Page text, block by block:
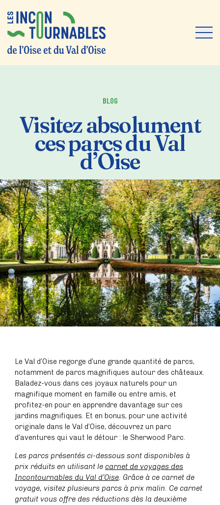
BLOG
Visitez absolument
ces parcs du Val
d’Oise
Le Val d’Oise regorge d’une grande quantité de parcs,
notamment de parcs magnifiques autour des châteaux.
Baladez-vous dans ces joyaux naturels pour un
magnifique moment en famille ou entre amis, et
profitez-en pour en apprendre davantage sur ces
jardins magnifiques. Et en bonus, pour une activité
originale dans le Val d’Oise, découvrez un parc
d’aventures qui vaut le détour : le Sherwood Parc.
Les parcs présentés ci-dessous sont disponibles à
prix réduits en utilisant le carnet de voyages des
Incontournables du Val d’Oise. Grâce à ce carnet de
voyage, visitez plusieurs parcs à prix malin. Ce carnet
gratuit vous offre des réductions dès la deuxième